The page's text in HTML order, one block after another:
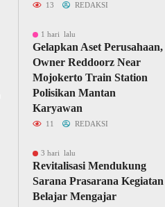
13 REDAKSI
1 hari lalu
Gelapkan Aset Perusahaan,
Owner Reddoorz Near
Mojokerto Train Station
Polisikan Mantan
Karyawan
11 REDAKSI
3 hari lalu
Revitalisasi Mendukung
Sarana Prasarana Kegiatan
Belajar Mengajar